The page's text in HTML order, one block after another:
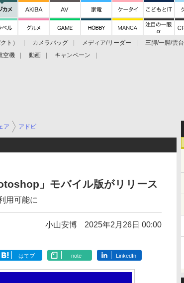
ト） カメラバッグ メディア/リーダー 三脚/一脚/雲台
空機 動画 キャンペーン
ア アドビ
」モバイル版がリリース
用可能に
小山安博 2025年2月26日 00:00
はてブ note LinkedIn